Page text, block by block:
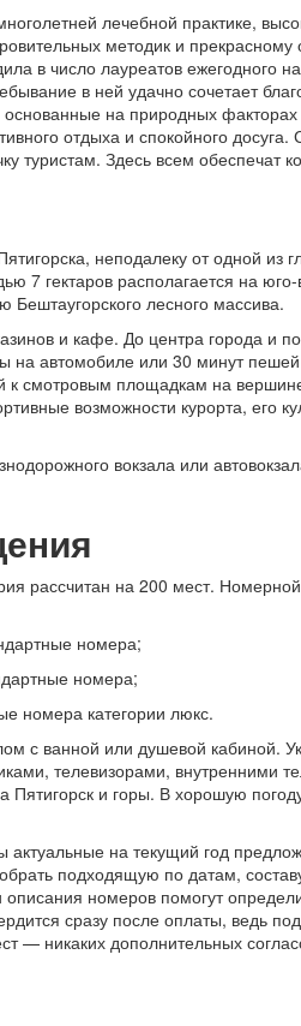
лечебной практике,
методик и
в число лауреатов ежегодного
в ней удачно сочетает
на природных
отдыха и спокойного
туристам. Здесь всем обеспечат
неподалеку от одной из
7 гектаров располагается на
лесного массива.
и кафе. До центра города и
на автомобиле или 30 минут
к смотровым площадкам на
возможности курорта, его
вокзала или
рассчитан на 200 мест.
номера;
номера;
номера категории люкс.
с ванной или душевой кабиной.
телевизорами, внутренними
и горы. В хорошую
на текущий год
подходящую по датам,
номеров помогут
сразу после оплаты, ведь
— никаких дополнительных